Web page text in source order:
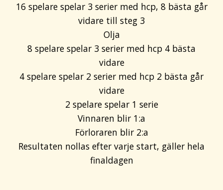
16 spelare spelar 3 serier med hcp, 8 bästa går
vidare till steg 3
Olja
8 spelare spelar 3 serier med hcp 4 bästa
vidare
4 spelare spelar 2 serier med hcp 2 bästa går
vidare
2 spelare spelar 1 serie
Vinnaren blir 1:a
Förloraren blir 2:a
Resultaten nollas efter varje start, gäller hela
finaldagen